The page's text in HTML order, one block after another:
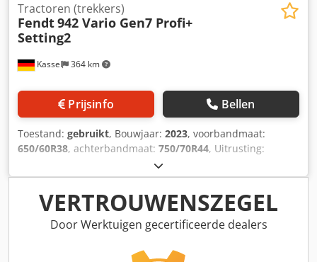
Kassel 364 km
Tractoren (trekkers)
Fendt942 Vario Gen7 Profi+
Setting2
Prijsinfo Bellen
Toestand: gebruikt, Bouwjaar: 2023, voorbandmaat:
650/60R38, achterbandmaat: 750/70R44, Uitrusting:
luchtdrukrem, voorste aftakas
belastinggewicht achterwielen 2x 600 kg,
bandendrukregelsysteem / VarioGrip, Fendt Stability
Control, kogel voor gedwongen besturing links, kogel voor
gedwongen besturing rechts, tablethouder,
dakspoorgeleiding / RT. Dedpett I N Defx Aicjwa
VERTROUWENSZEGEL
Door Werktuigen gecertificeerde dealers